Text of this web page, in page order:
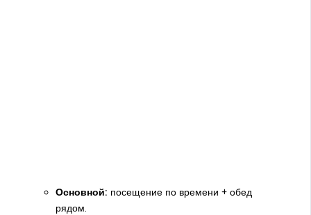
Основной: посещение по времени + обед
рядом.